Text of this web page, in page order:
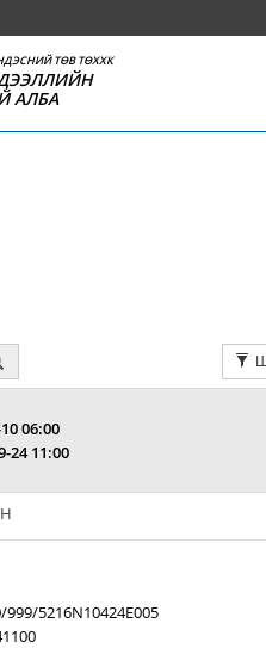
ТӨВ ТӨХХК
АЛБА
06:00
24 11:00
5216N10424E005